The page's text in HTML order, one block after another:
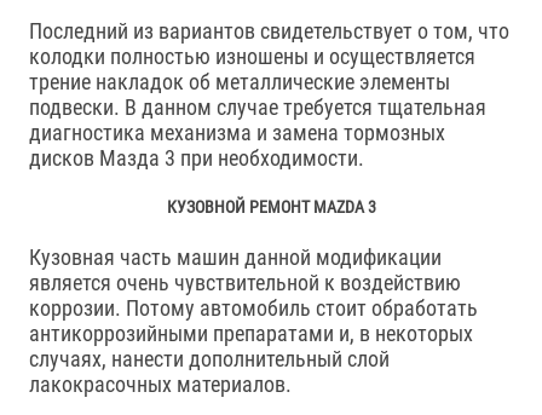
Последний из вариантов свидетельствует о том, что
колодки полностью изношены и осуществляется
трение накладок об металлические элементы
подвески. В данном случае требуется тщательная
диагностика механизма и замена тормозных
дисков Мазда 3 при необходимости.
КУЗОВНОЙ РЕМОНТ MAZDA 3
Кузовная часть машин данной модификации
является очень чувствительной к воздействию
коррозии. Потому автомобиль стоит обработать
антикоррозийными препаратами и, в некоторых
случаях, нанести дополнительный слой
лакокрасочных материалов.